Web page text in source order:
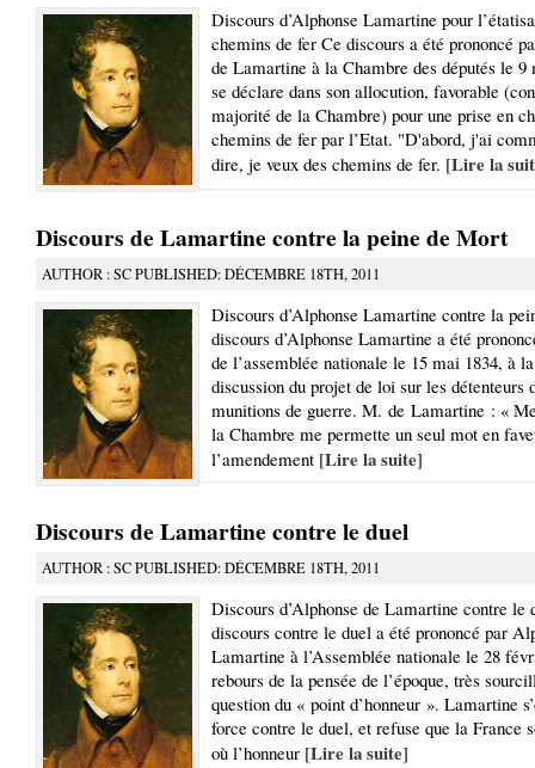
Discours d’Alphonse Lamartine pour
chemins de fer Ce discours a été prononcé
de Lamartine à la Chambre des députés le
se déclare dans son allocution, favorable
majorité de la Chambre) pour une prise en
chemins de fer par l’Etat. "D'abord, j'ai
dire, je veux des chemins de fer. [Lire la
Discours de Lamartine contre la peine de Mort
AUTHOR : SC PUBLISHED: DÉCEMBRE 18TH, 2011
Discours d’Alphonse Lamartine contre la
discours d’Alphonse Lamartine a été
de l’assemblée nationale le 15 mai 1834, à
discussion du projet de loi sur les détenteurs
munitions de guerre. M. de Lamartine : «
la Chambre me permette un seul mot en
l’amendement [Lire la suite]
Discours de Lamartine contre le duel
AUTHOR : SC PUBLISHED: DÉCEMBRE 18TH, 2011
Discours d’Alphonse de Lamartine contre le
discours contre le duel a été prononcé par
Lamartine à l’Assemblée nationale le 28
rebours de la pensée de l’époque, très
question du « point d’honneur ». Lamartine
force contre le duel, et refuse que la France
où l’honneur [Lire la suite]